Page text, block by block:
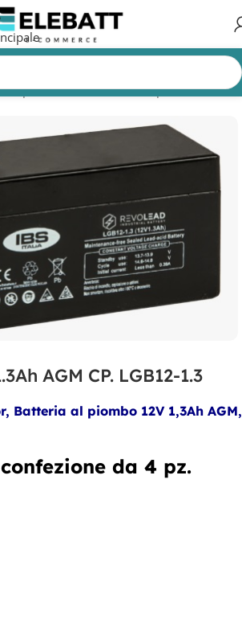
/Batterie Servizi Camper
AGM CP. LGB12-1.3
Batteria al piombo 12V 1,3Ah AGM,
da 4 pz.